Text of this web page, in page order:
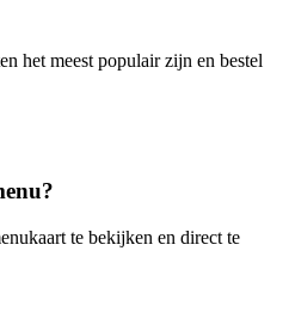
het meest populair zijn en bestel
te bekijken en direct te